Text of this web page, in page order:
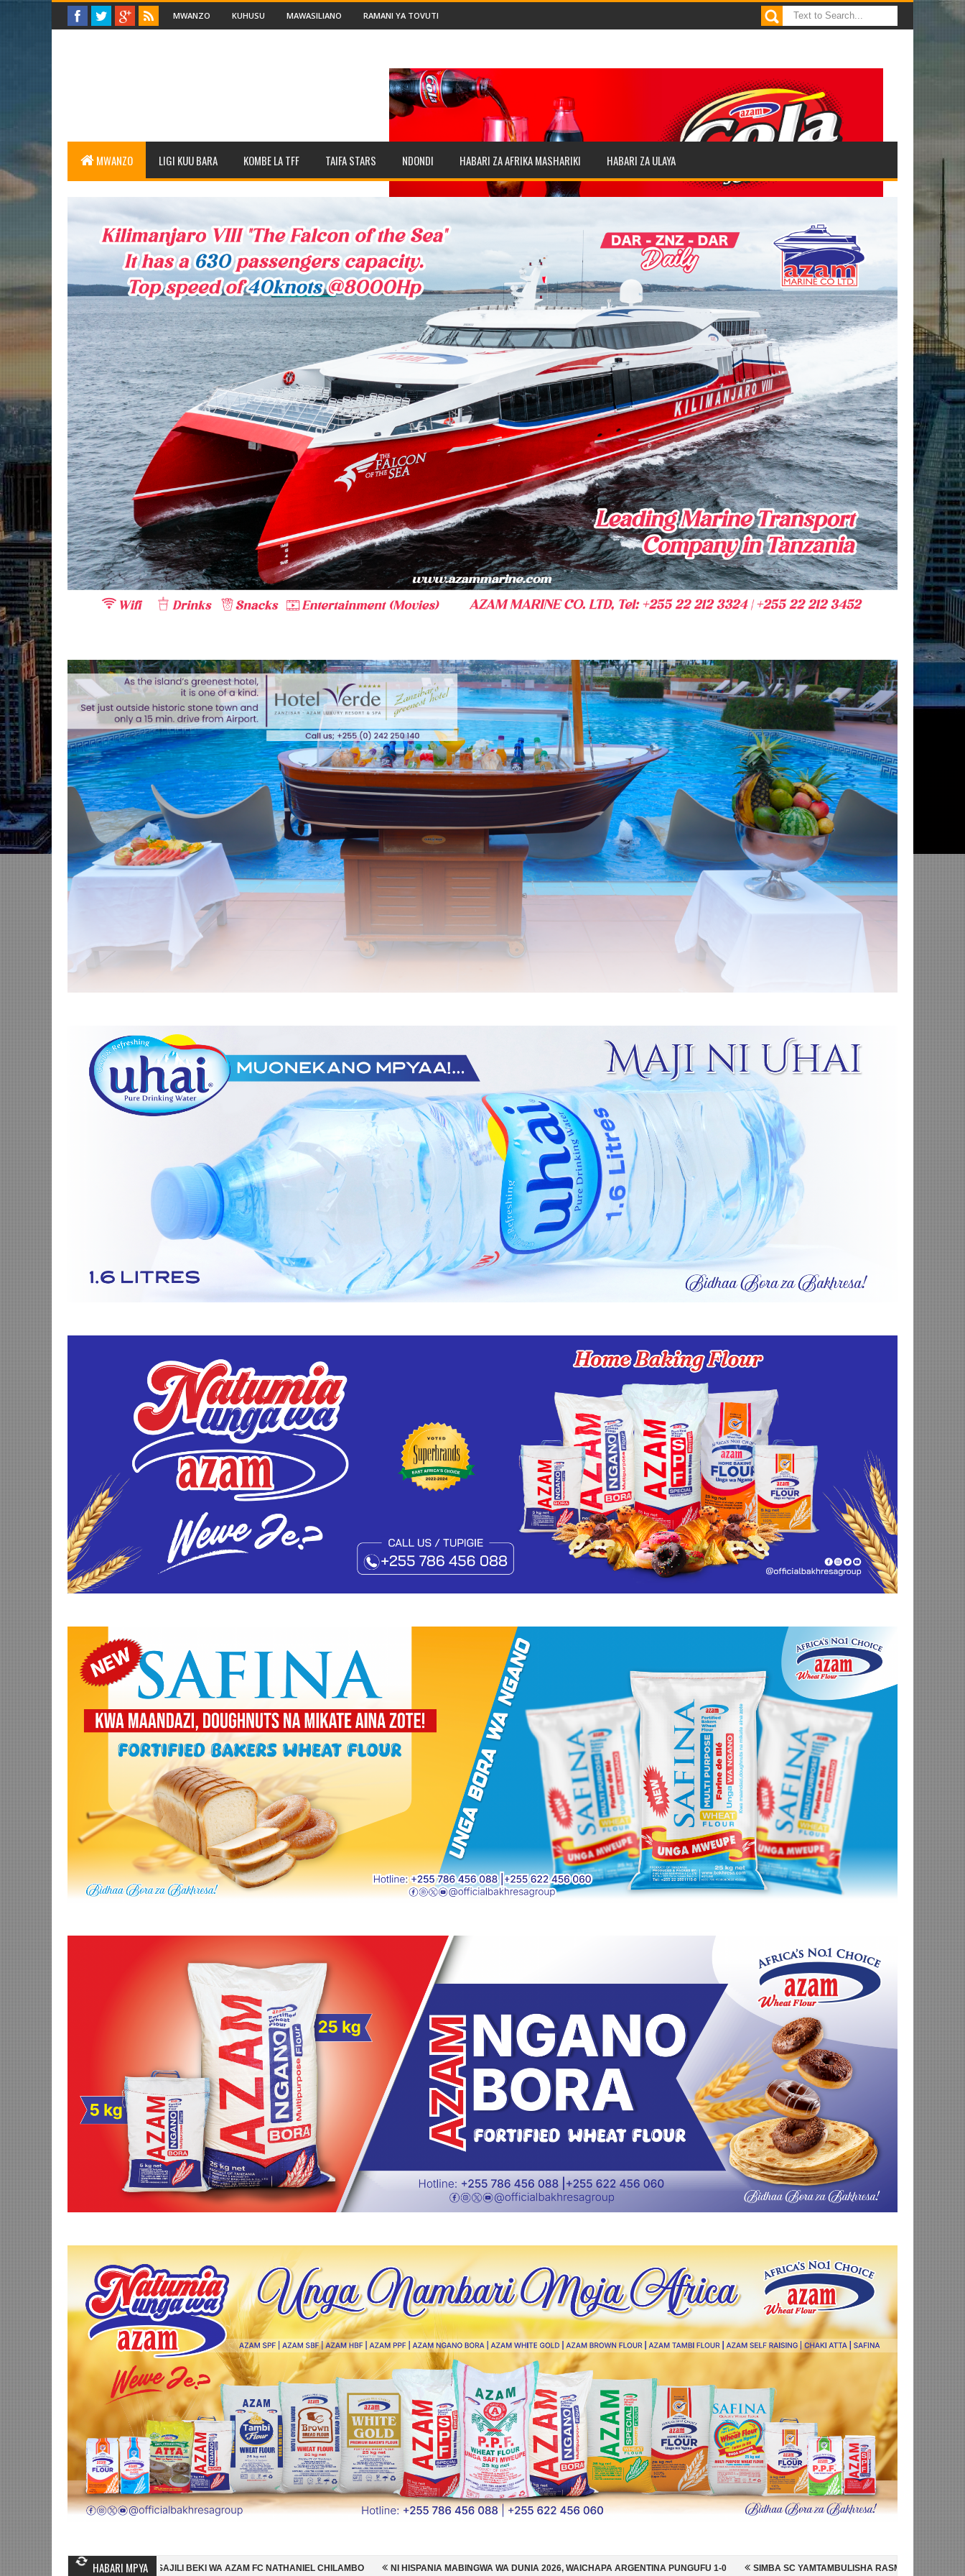
MWANZO KUHUSU MAWASILIANO RAMANI YA TOVUTI
MWANZO LIGI KUU BARA KOMBE LA TFF TAIFA STARS NDONDI HABARI ZA AFRIKA MASHARIKI HABARI ZA ULAYA
HABARI MPYA
SC YAMSAJILI BEKI WA AZAM FC NATHANIEL CHILAMBO NI HISPANIA MABINGWA WA DUNIA 2026, WAICHAPA ARGENTINA PUNGUFU 1-0 SIMBA SC YAMTAMBULISHA RASMI 'MKATA UMEME' KELVIN NASHON